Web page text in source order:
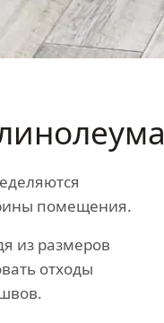
помещения.
из размеров
отходы